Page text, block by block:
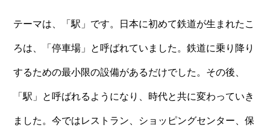
テーマは、「駅」です。日本に初めて鉄道が生まれたこ
ろは、「停車場」と呼ばれていました。鉄道に乗り降り
するための最小限の設備があるだけでした。その後、
「駅」と呼ばれるようになり、時代と共に変わっていき
ました。今ではレストラン、ショッピングセンター、保